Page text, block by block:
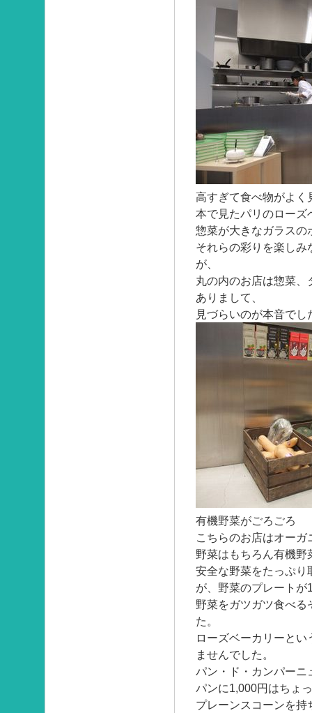
高すぎて食べ物がよく
本で見たパリのローズ
惣菜が大きなガラスの
それらの彩りを楽し
が、
丸の内のお店は惣菜
ありまして、
見づらいのが本音でし
有機野菜がごろごろ
こちらのお店はオー
野菜はもちろん有機野
安全な野菜をたっぷり
が、野菜のプレートが
野菜をガツガツ食べ
た。
ローズベーカリーと
ませんでした。
パン・ド・カンパーニ
パンに1,000円はちょ
プレーンスコーンを